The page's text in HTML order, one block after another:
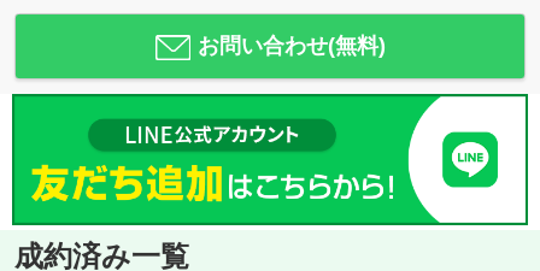
お問い合わせ(無料)
成約済み一覧